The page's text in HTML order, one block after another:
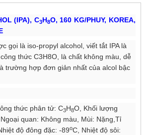
(IPA), C3H8O, 160 KG/PHUY, KOREA,
gọi là iso-propyl alcohol, viết tắt IPA là
thức C3H8O, là chất không màu, dễ
trường hợp đơn giản nhất của alcol bậc
thức phân tử: C3H8O, Khối lượng
quan: Không màu, Mùi: Nặng,Tỉ
độ đông đặc: -89oC, Nhiệt độ sôi: